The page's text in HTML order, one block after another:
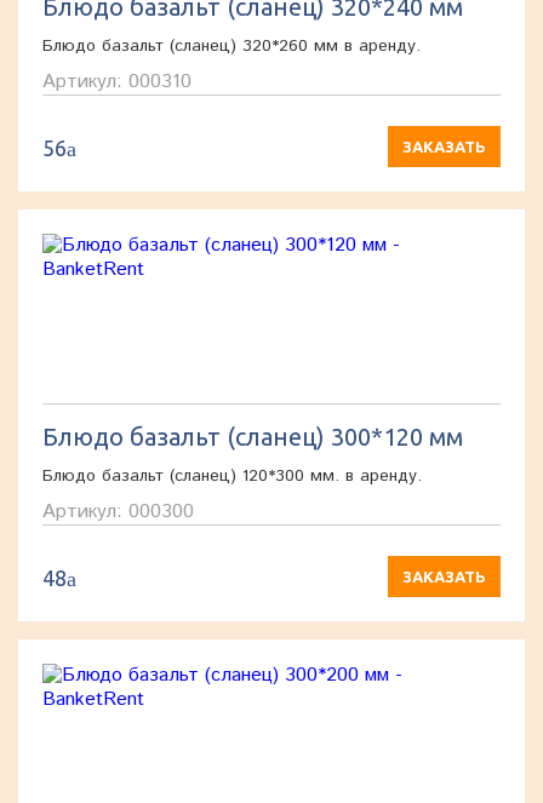
Блюдо базальт (сланец) 320*240 мм
Блюдо базальт (сланец) 320*260 мм в аренду.
Артикул: 000310
56a ЗАКАЗАТЬ
Блюдо базальт (сланец) 300*120 мм
Блюдо базальт (сланец) 120*300 мм. в аренду.
Артикул: 000300
48a ЗАКАЗАТЬ